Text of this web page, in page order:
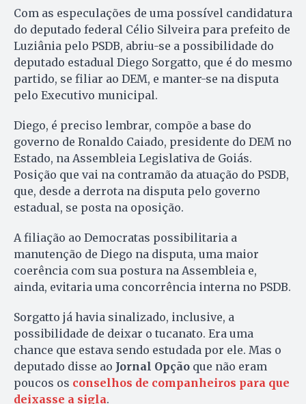
Com as especulações de uma possível candidatura
do deputado federal Célio Silveira para prefeito de
Luziânia pelo PSDB, abriu-se a possibilidade do
deputado estadual Diego Sorgatto, que é do mesmo
partido, se filiar ao DEM, e manter-se na disputa
pelo Executivo municipal.
Diego, é preciso lembrar, compõe a base do
governo de Ronaldo Caiado, presidente do DEM no
Estado, na Assembleia Legislativa de Goiás.
Posição que vai na contramão da atuação do PSDB,
que, desde a derrota na disputa pelo governo
estadual, se posta na oposição.
A filiação ao Democratas possibilitaria a
manutenção de Diego na disputa, uma maior
coerência com sua postura na Assembleia e,
ainda, evitaria uma concorrência interna no PSDB.
Sorgatto já havia sinalizado, inclusive, a
possibilidade de deixar o tucanato. Era uma
chance que estava sendo estudada por ele. Mas o
deputado disse ao Jornal Opção que não eram
poucos os conselhos de companheiros para que
deixasse a sigla.